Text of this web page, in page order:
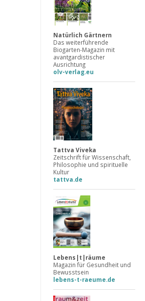
Natürlich Gärtnern
Das weiterführende
Biogarten-Magazin mit
avantgardistischer
Ausrichtung
olv-verlag.eu
Tattva Viveka
Zeitschrift für Wissenschaft,
Philosophie und spirituelle
Kultur
tattva.de
Lebens|t|räume
Magazin für Gesundheit und
Bewusstsein
lebens-t-raeume.de